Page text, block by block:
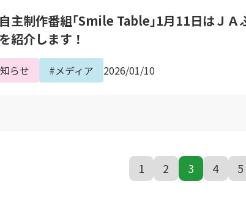
主制作番組｢Smile Table｣1月11日はＪ
紹介します！
らせ #メディア 2026/01/10
1 2 3 4 5